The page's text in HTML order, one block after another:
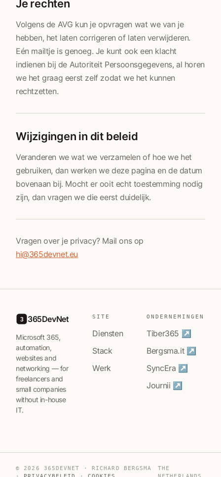
Je rechten
Volgens de AVG kun je opvragen wat we van je
hebben, het laten corrigeren of laten verwijderen.
Eén mailtje is genoeg. Je kunt ook een klacht
indienen bij de Autoriteit Persoonsgegevens, al horen
we het graag eerst zelf zodat we het kunnen
rechtzetten.
Wijzigingen in dit beleid
Veranderen we wat we verzamelen of hoe we het
gebruiken, dan werken we deze pagina en de datum
bovenaan bij. Mocht er ooit echt toestemming nodig
zijn, dan vragen we die eerst duidelijk.
Vragen over je privacy? Mail ons op
hi@365devnet.eu
3 365DevNet
Microsoft 365,
automation,
websites and
networking — for
freelancers and
small companies
without in-house
IT.
SITE
Diensten
Stack
Werk
ONDERNEMINGEN
Tiber365 ↗
Bergsma.it ↗
SyncEra ↗
Journii ↗
© 2026 365DEVNET · RICHARD BERGSMA
THE